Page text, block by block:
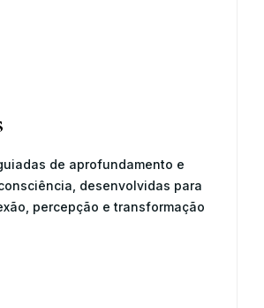
de aprofundamento e
desenvolvidas para
percepção e transformação